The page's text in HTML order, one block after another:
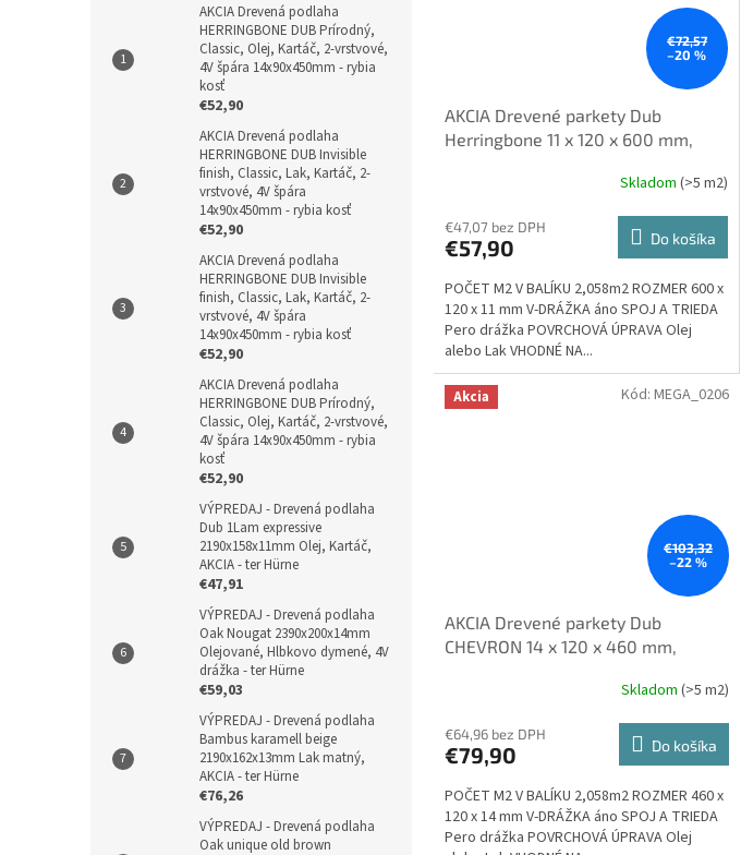
AKCIA Drevená podlaha
HERRINGBONE DUB Prírodný,
Classic, Olej, Kartáč, 2-vrstvové,
4V špára 14x90x450mm - rybia
kosť
€52,90
AKCIA Drevená podlaha
HERRINGBONE DUB Invisible
finish, Classic, Lak, Kartáč, 2-
vrstvové, 4V špára
14x90x450mm - rybia kosť
€52,90
AKCIA Drevená podlaha
HERRINGBONE DUB Invisible
finish, Classic, Lak, Kartáč, 2-
vrstvové, 4V špára
14x90x450mm - rybia kosť
€52,90
AKCIA Drevená podlaha
HERRINGBONE DUB Prírodný,
Classic, Olej, Kartáč, 2-vrstvové,
4V špára 14x90x450mm - rybia
kosť
€52,90
VÝPREDAJ - Drevená podlaha
Dub 1Lam expressive
2190x158x11mm Olej, Kartáč,
AKCIA - ter Hürne
€47,91
VÝPREDAJ - Drevená podlaha
Oak Nougat 2390x200x14mm
Olejované, Hlbkovo dymené, 4V
drážka - ter Hürne
€59,03
VÝPREDAJ - Drevená podlaha
Bambus karamell beige
2190x162x13mm Lak matný,
AKCIA - ter Hürne
€76,26
VÝPREDAJ - Drevená podlaha
Oak unique old brown
€72,57
–20 %
AKCIA Drevené parkety Dub
Herringbone 11 x 120 x 600 mm,
Skladom (>5 m2)
€47,07 bez DPH
€57,90 Do košíka
POČET M2 V BALÍKU 2,058m2 ROZMER 600 x
120 x 11 mm V-DRÁŽKA áno SPOJ A TRIEDA
Pero drážka POVRCHOVÁ ÚPRAVA Olej
alebo Lak VHODNÉ NA...
Akcia
€103,32
–22 %
AKCIA Drevené parkety Dub
CHEVRON 14 x 120 x 460 mm,
Skladom (>5 m2)
€64,96 bez DPH
€79,90 Do košíka
POČET M2 V BALÍKU 2,058m2 ROZMER 460 x
120 x 14 mm V-DRÁŽKA áno SPOJ A TRIEDA
Pero drážka POVRCHOVÁ ÚPRAVA Olej
Kód: MEGA_0206